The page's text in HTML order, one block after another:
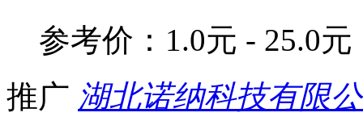
参考价： 1.0元 - 25.0元
推广 湖北诺纳科技有限